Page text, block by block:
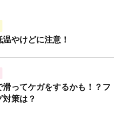
やけどに注意！
滑ってケガをするかも！？フ
対策は？